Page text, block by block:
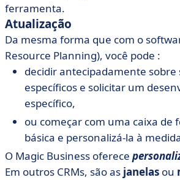
ferramenta.
Atualização
Da mesma forma que com o
Resource Planning), você pode :
decidir antecipadamente sobre
específicos e solicitar um
específico,
ou começar com uma caixa de
básica e personalizá-la à
O Magic Business oferece
Em outros CRMs, são as janelas ou